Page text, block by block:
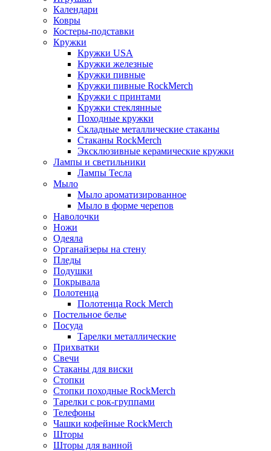
Календари
Ковры
Костеры-подставки
Кружки
Кружки USA
Кружки железные
Кружки пивные
Кружки пивные RockMerch
Кружки с принтами
Кружки стеклянные
Походные кружки
Складные металлические стаканы
Стаканы RockMerch
Эксклюзивные керамические кружки
Лампы и светильники
Лампы Тесла
Мыло
Мыло ароматизированное
Мыло в форме черепов
Наволочки
Ножи
Одеяла
Органайзеры на стену
Пледы
Подушки
Покрывала
Полотенца
Полотенца Rock Merch
Постельное белье
Посуда
Тарелки металлические
Прихватки
Свечи
Стаканы для виски
Стопки
Стопки походные RockMerch
Тарелки с рок-группами
Телефоны
Чашки кофейные RockMerch
Шторы
Шторы для ванной